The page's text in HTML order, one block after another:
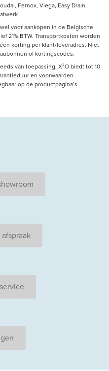
Fernox, Viega, Easy Drain,
voor aankopen in de Belgische
21% BTW. Transportkosten worden
korting per klant/leveradres. Niet
of kortingscodes.
van toepassing. X²O biedt tot 10
en voorwaarden
op de productpagina’s.